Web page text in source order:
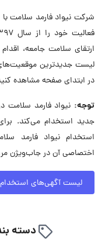
شرکت نیواد فارمد سلامت
ارتقای سلامت جامعه،
لیست جدیدترین
در ابتدای صفحه مشاهده
توجه:
جدید استخدام می‌کند.
استخدام نیواد فارمد
اختصاصی آن در جاب‌ویژن
لیست آگهی‌های استخدام
دسته